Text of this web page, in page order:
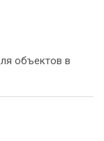
объектов в